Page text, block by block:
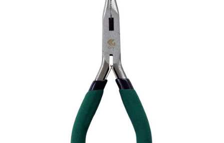
PRODUTOS
BLOG
SUSTENTABILIDADE
ATENDIMENTO